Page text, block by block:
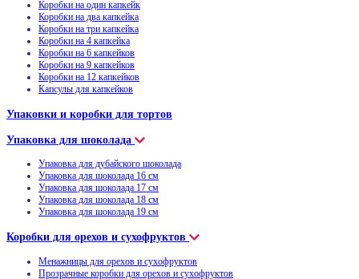
Коробки на один капкейк
Коробки на два капкейка
Коробки на три капкейка
Коробки на 4 капкейка
Коробки на 6 капкейков
Коробки на 9 капкейков
Коробки на 12 капкейков
Капсулы для капкейков
Упаковки и коробки для тортов
Упаковка для шоколада
Упаковка для дубайского шоколада
Упаковка для шоколада 16 см
Упаковка для шоколада 17 см
Упаковка для шоколада 18 см
Упаковка для шоколада 19 см
Коробки для орехов и сухофруктов
Менажницы для орехов и сухофруктов
Прозрачные коробки для орехов и сухофруктов